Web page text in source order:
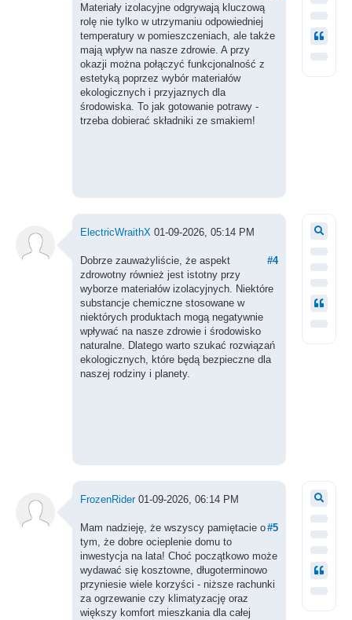
Materiały izolacyjne odgrywają kluczową
rolę nie tylko w utrzymaniu odpowiedniej
temperatury w pomieszczeniach, ale także
mają wpływ na nasze zdrowie. A przy
okazji można połączyć funkcjonalność z
estetyką poprzez wybór materiałów
ekologicznych i przyjaznych dla
środowiska. To jak gotowanie potrawy -
trzeba dobierać składniki ze smakiem!
ElectricWraithX01-09-2026, 05:14 PM
#4
Dobrze zauważyliście, że aspekt
zdrowotny również jest istotny przy
wyborze materiałów izolacyjnych. Niektóre
substancje chemiczne stosowane w
niektórych produktach mogą negatywnie
wpływać na nasze zdrowie i środowisko
naturalne. Dlatego warto szukać rozwiązań
ekologicznych, które będą bezpieczne dla
naszej rodziny i planety.
FrozenRider01-09-2026, 06:14 PM
#5
Mam nadzieję, że wszyscy pamiętacie o
tym, że dobre ocieplenie domu to
inwestycja na lata! Choć początkowo może
wydawać się kosztowne, długoterminowo
przyniesie wiele korzyści - niższe rachunki
za ogrzewanie czy klimatyzację oraz
większy komfort mieszkania dla całej